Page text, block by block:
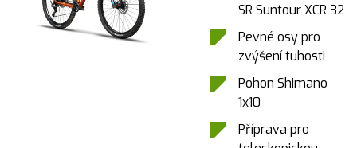
SR Suntour XCR 32
Pevné osy pro
zvýšení tuhosti
Pohon Shimano
1x10
Příprava pro